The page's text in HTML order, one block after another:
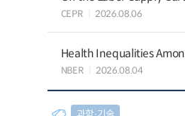
CEPR 2026.08.06
Health Inequalities
NBER 2026.08.04